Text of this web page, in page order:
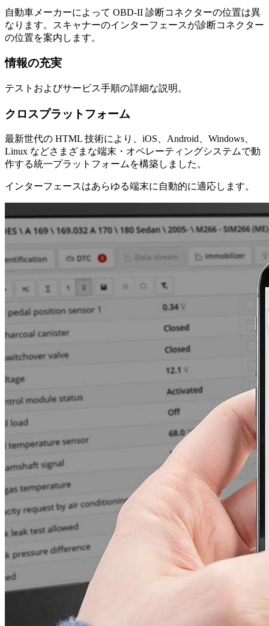
自動車メーカーによって OBD-II 診断コネクターの位置は異
なります。スキャナーのインターフェースが診断コネクター
の位置を案内します。
情報の充実
テストおよびサービス手順の詳細な説明。
クロスプラットフォーム
最新世代の HTML 技術により、iOS、Android、Windows、
Linux などさまざまな端末・オペレーティングシステムで動
作する統一プラットフォームを構築しました。
インターフェースはあらゆる端末に自動的に適応します。